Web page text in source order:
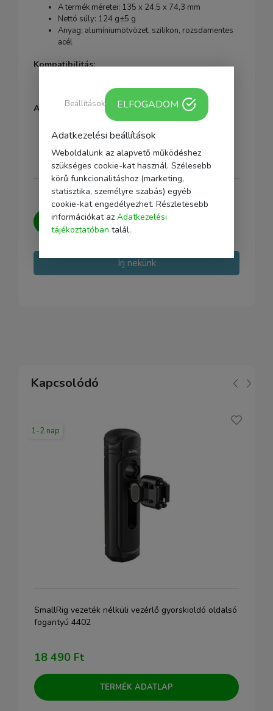
A termék méretei: 135 x 24,5 x 74,3 mm
Nettó súly: 124 g±5 g
Anyag: alumíniumötvözet, szilikon, rozsdamentes
acél
Kompatibilitás:
Cagek ARRI 3/8" -16 rögzítő furattal
A csomag tartalma:
1 x felső markolat
1 x imbuszkulcs
Kérdésed van?Írj nekünk, igyekszünk
minden kérdésedre választ adni.
Írj nekünk
Kapcsolódó
1-2 nap
SmallRig vezeték nélküli vezérlő gyorskioldó oldalsó
fogantyú 4402
18 490 Ft
TERMÉK ADATLAP
Adatkezelési beállítások
Weboldalunk az alapvető működéshez
szükséges cookie-kat használ. Szélesebb
körű funkcionalitáshoz (marketing,
statisztika, személyre szabás) egyéb
cookie-kat engedélyezhet. Részletesebb
információkat az Adatkezelési
tájékoztatóban talál.
Beállítások ELFOGADOM